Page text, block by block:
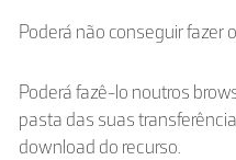
Poderá não conseguir fazer
Poderá fazê-lo noutros
pasta das suas
download do recurso.